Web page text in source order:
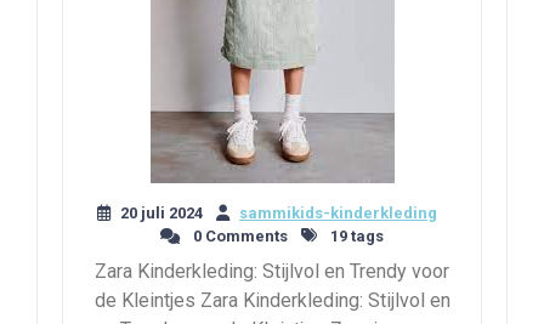
20 juli 2024
sammikids-kinderkleding
0 Comments
19 tags
Zara Kinderkleding: Stijlvol en Trendy voor
de Kleintjes Zara Kinderkleding: Stijlvol en